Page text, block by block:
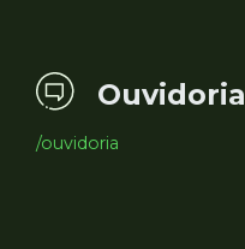
Ouvidoria
/ouvidoria